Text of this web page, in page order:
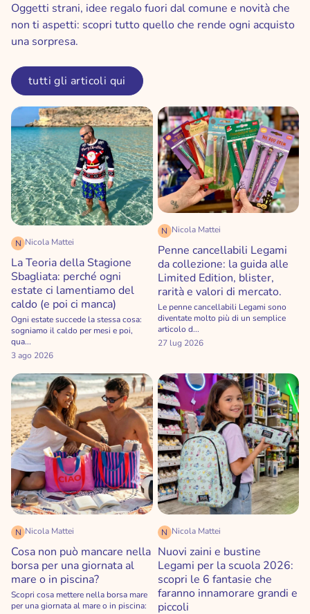
Oggetti strani, idee regalo fuori dal comune e novità che
non ti aspetti: scopri tutto quello che rende ogni acquisto
una sorpresa.
tutti gli articoli qui
N Nicola Mattei
La Teoria della Stagione
Sbagliata: perché ogni
estate ci lamentiamo del
caldo (e poi ci manca)
Ogni estate succede la stessa cosa:
sogniamo il caldo per mesi e poi,
qua...
3 ago 2026
N Nicola Mattei
Penne cancellabili Legami
da collezione: la guida alle
Limited Edition, blister,
rarità e valori di mercato.
Le penne cancellabili Legami sono
diventate molto più di un semplice
articolo d...
27 lug 2026
N Nicola Mattei
Cosa non può mancare nella
borsa per una giornata al
mare o in piscina?
Scopri cosa mettere nella borsa mare
per una giornata al mare o in piscina:
N Nicola Mattei
Nuovi zaini e bustine
Legami per la scuola 2026:
scopri le 6 fantasie che
faranno innamorare grandi e
piccoli